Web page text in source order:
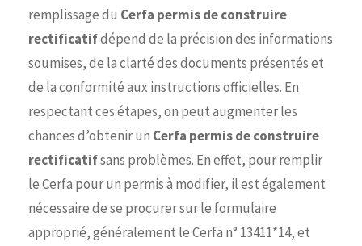
remplissage du Cerfa permis de construire
rectificatifdépend de la précision des informations
soumises, de la clarté des documents présentés et
de la conformité aux instructions officielles. En
respectant ces étapes, on peut augmenter les
chances d’obtenir un Cerfa permis de construire
rectificatifsans problèmes. En effet, pour remplir
le Cerfa pour un permis à modifier, il est également
nécessaire de se procurer sur le formulaire
approprié, généralement le Cerfa n° 13411*14, et